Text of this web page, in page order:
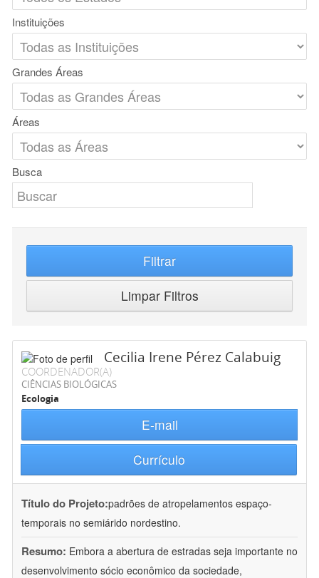
Instituições
Grandes Áreas
Áreas
Busca
Filtrar
Limpar Filtros
Cecilia Irene Pérez Calabuig
COORDENADOR(A)
CIÊNCIAS BIOLÓGICAS
Ecologia
E-mail
Currículo
Título do Projeto:padrões de atropelamentos espaço-
temporais no semiárido nordestino.
Resumo: Embora a abertura de estradas seja importante no
desenvolvimento sócio econômico da sociedade,